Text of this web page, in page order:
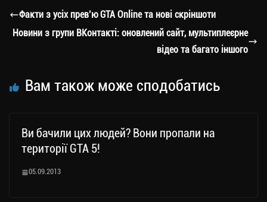
a
m
er ok Li
nk
ли
ти
Факти з усіх прев’ю GTA Online та нові скріншоти
Новини з групи ВКонтакті: оновлений сайт, мультиплеєрне
відео та багато іншого
Вам також може сподобатись
Ви бачили цих людей? Вони пропали на
території GTA 5!
05.09.2013